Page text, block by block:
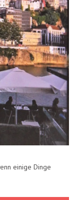
einige Dinge